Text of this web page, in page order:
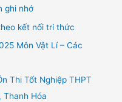
ghi nhớ
kết nối tri thức
Môn Vật Lí – Các
Thi Tốt Nghiệp THPT
Thanh Hóa